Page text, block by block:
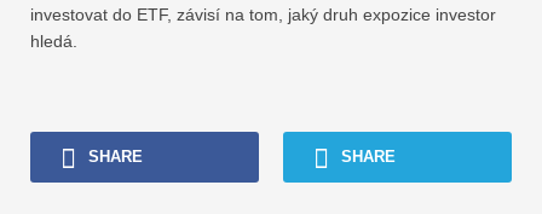
investovat do ETF, závisí na tom, jaký druh expozice investor
hledá.
SHARE SHARE